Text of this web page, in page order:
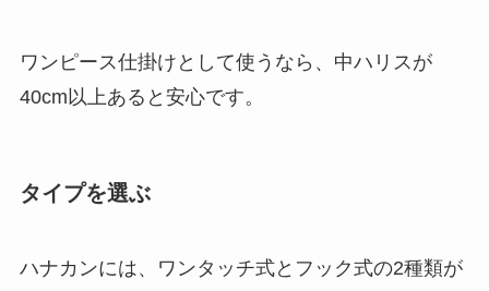
ワンピース仕掛けとして使うなら、中ハリスが
40cm以上あると安心です。
タイプを選ぶ
ハナカンには、ワンタッチ式とフック式の2種類が